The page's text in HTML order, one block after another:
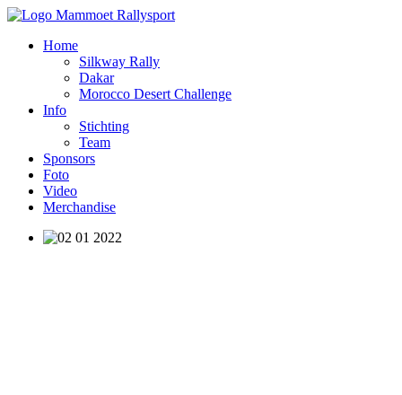
Home
Silkway Rally
Dakar
Morocco Desert Challenge
Info
Stichting
Team
Sponsors
Foto
Video
Merchandise